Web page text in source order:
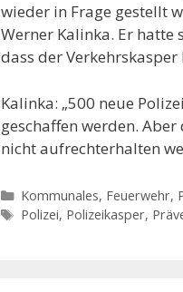
wieder in Frage gestellt
Werner Kalinka. Er hatte
dass der
Kalinka: „500 neue
geschaffen werden.
nicht aufrechterhalten
Kategorien
Kommunales, Feuerwehr,
Schlagwörter
Polizei, Polizeikasper,